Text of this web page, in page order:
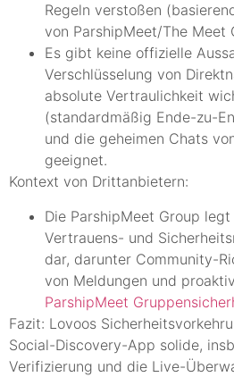
Regeln verstoßen
von ParshipMeet/The Meet
Es gibt keine offizielle
Verschlüsselung von
absolute Vertraulichkeit
(standardmäßig Ende-zu-
und die geheimen Chats
geeignet.
Kontext von Drittanbietern:
Die ParshipMeet Group
Vertrauens- und
dar, darunter Community-
von Meldungen und
ParshipMeet
Fazit: Lovoos
Social-Discovery-App solide,
Verifizierung und die Live-